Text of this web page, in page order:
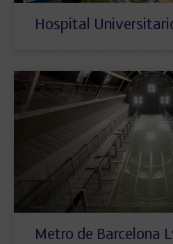
Hospital
Metro de Barcelona